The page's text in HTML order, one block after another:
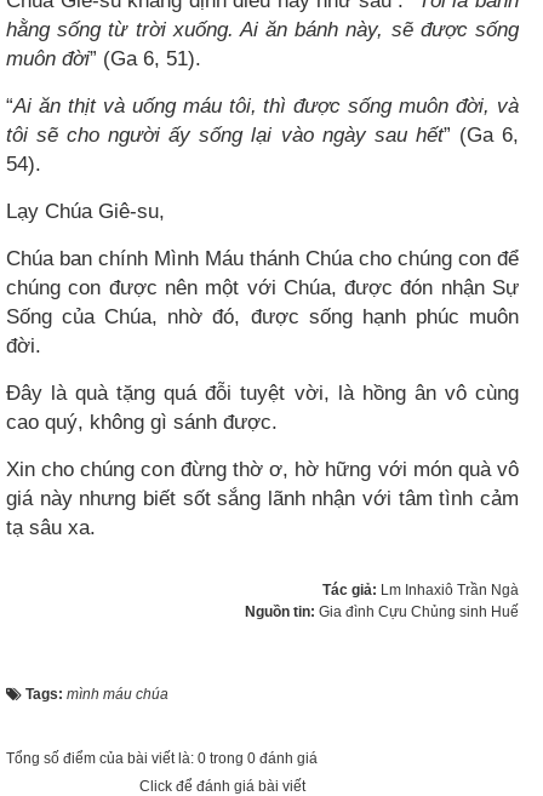
hằng sống từ trời xuống. Ai ăn bánh này, sẽ được sống
muôn đời” (Ga 6, 51).
“Ai ăn thịt và uống máu tôi, thì được sống muôn đời, và
tôi sẽ cho người ấy sống lại vào ngày sau hết” (Ga 6,
54).
Lạy Chúa Giê-su,
Chúa ban chính Mình Máu thánh Chúa cho chúng con để
chúng con được nên một với Chúa, được đón nhận Sự
Sống của Chúa, nhờ đó, được sống hạnh phúc muôn
đời.
Đây là quà tặng quá đỗi tuyệt vời, là hồng ân vô cùng
cao quý, không gì sánh được.
Xin cho chúng con đừng thờ ơ, hờ hững với món quà vô
giá này nhưng biết sốt sắng lãnh nhận với tâm tình cảm
tạ sâu xa.
Tác giả: Lm Inhaxiô Trần Ngà
Nguồn tin: Gia đình Cựu Chủng sinh Huế
Tags: mình máu chúa
Tổng số điểm của bài viết là: 0 trong 0 đánh giá
Click để đánh giá bài viết